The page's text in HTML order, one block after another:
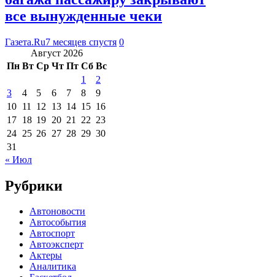
все вынужденные чеки
Газета.Ru7 месяцев спустя 0
Август 2026
Пн Вт Ср Чт Пт Сб Вс
1
2
3
4 5 6 7 8
9
10 11 12 13 14 15 16
17 18 19 20 21 22 23
24 25 26 27 28 29 30
31
« Июл
Рубрики
Автоновости
Автособытия
Автоспорт
Автоэксперт
Актеры
Аналитика